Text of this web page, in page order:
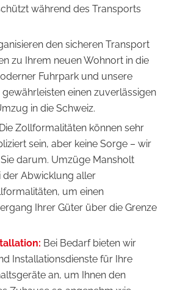
während des Transports
den sicheren Transport
zu Ihrem neuen Wohnort in die
Fuhrpark und unsere
einen zuverlässigen
in die Schweiz.
Die Zollformalitäten können sehr
sein, aber keine Sorge – wir
darum. Umzüge Mansholt
der Abwicklung aller
um einen
Ihrer Güter über die Grenze
Bei Bedarf bieten wir
Installationsdienste für Ihre
an, um Ihnen den